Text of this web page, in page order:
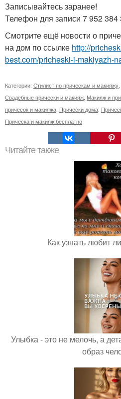
Записывайтесь заранее!
Телефон для записи 7 952 384
Смотрите ещё новости о
на дом по ссылке http://
best.com/pricheski-i-makiyazh-
Категории: Стилист по прическам и макияжу,
Свадебные прически и макияж, Макияж и
причесок и макияжа, Прически дома,
Прическа и макияж бесплатно
Читайте также
Как узнать любит
Улыбка - это не мелочь, а
образ